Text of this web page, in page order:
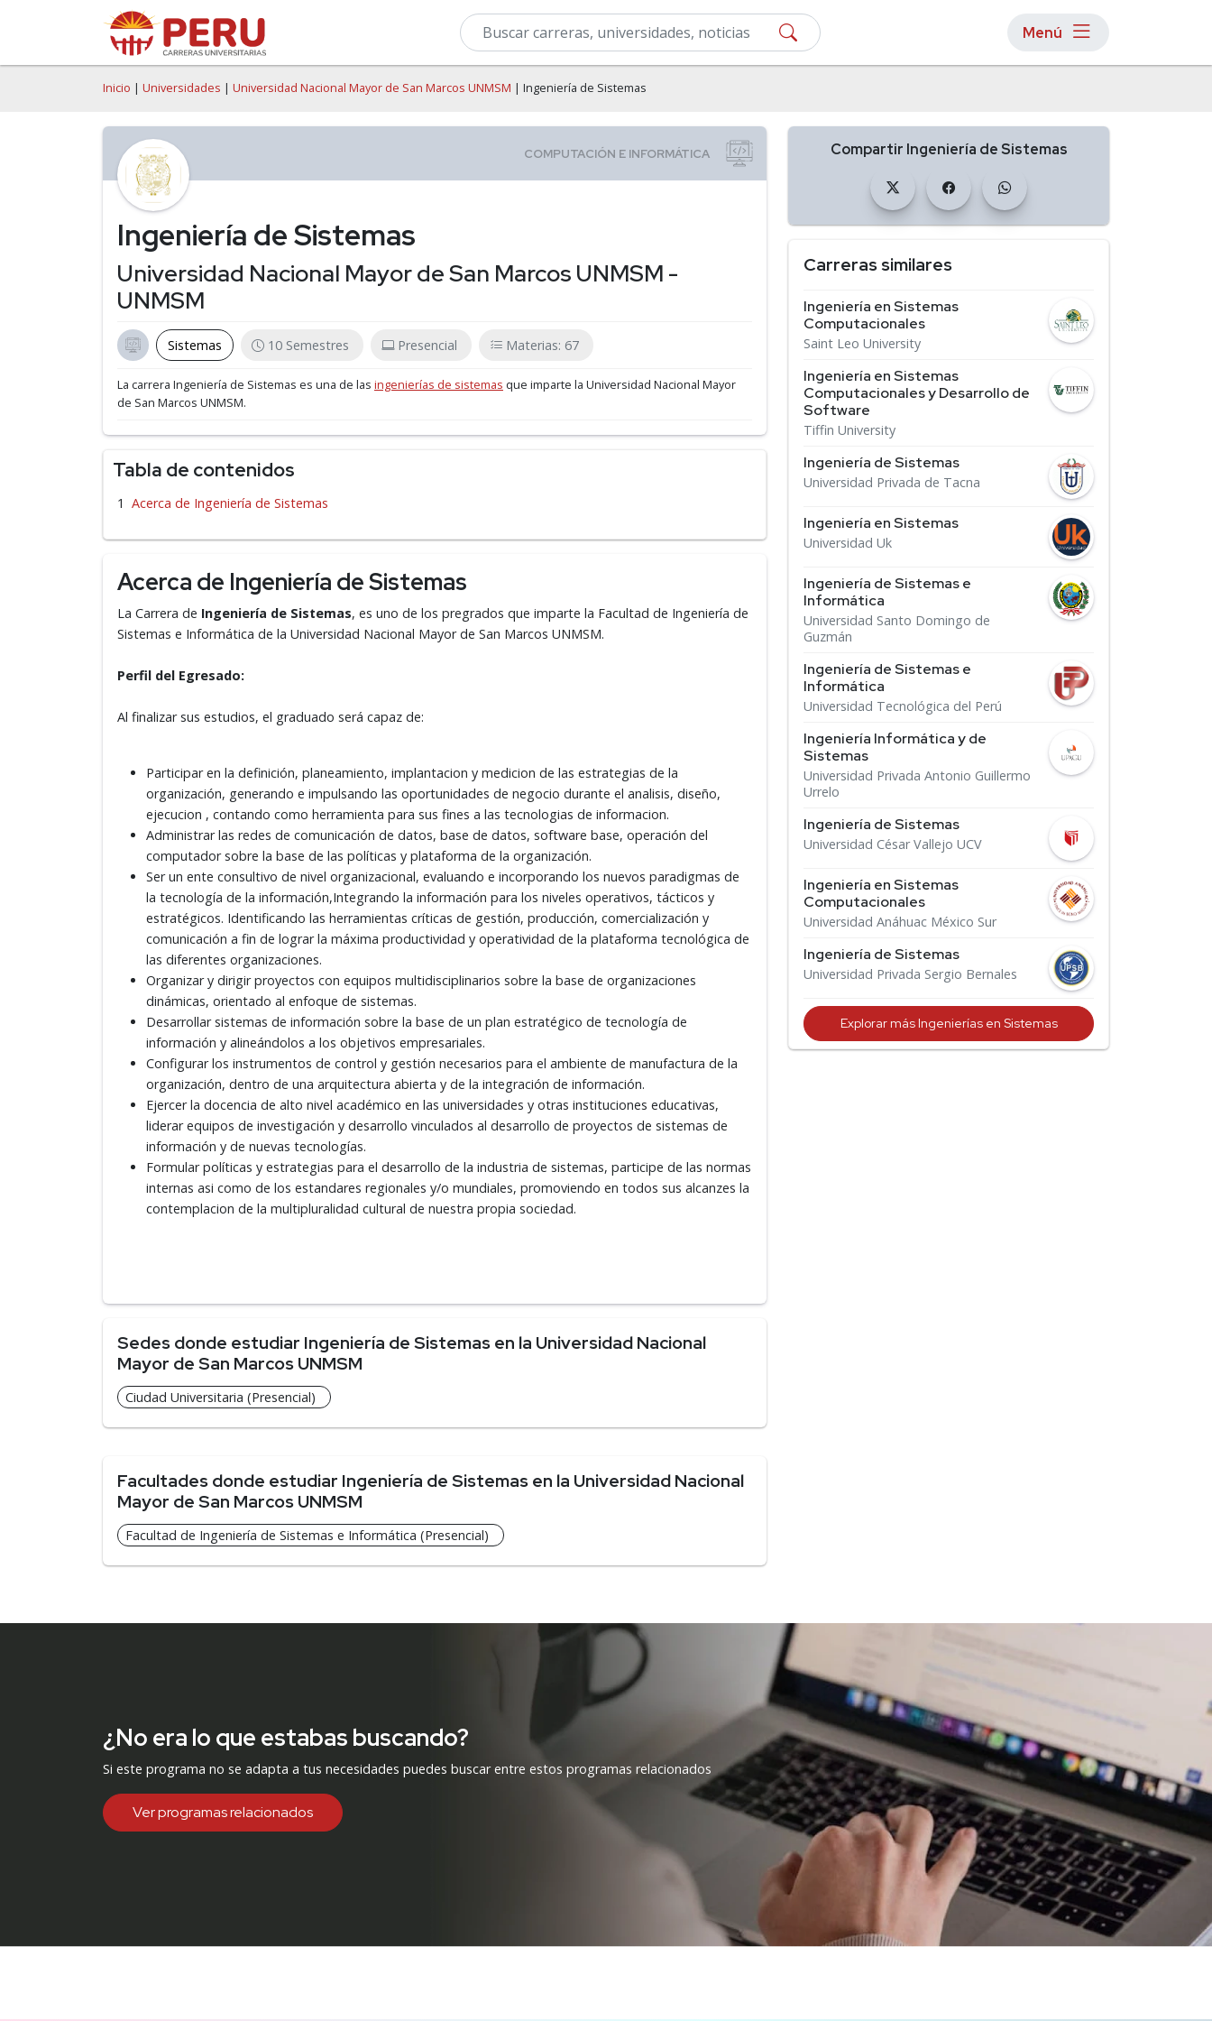
Menú
Inicio | Universidades | Universidad Nacional Mayor de San Marcos UNMSM | Ingeniería de Sistemas
Ingeniería de Sistemas
Universidad Nacional Mayor de San Marcos UNMSM -
UNMSM
Sistemas 10 Semestres Presencial Materias: 67
La carrera Ingeniería de Sistemas es una de las ingenierías de sistemas que imparte la Universidad Nacional Mayor
de San Marcos UNMSM.
Tabla de contenidos
Acerca de Ingeniería de Sistemas
Acerca de Ingeniería de Sistemas
La Carrera de Ingeniería de Sistemas, es uno de los pregrados que imparte la Facultad de Ingeniería de
Sistemas e Informática de la Universidad Nacional Mayor de San Marcos UNMSM.
Perfil del Egresado:
Al finalizar sus estudios, el graduado será capaz de:
Participar en la definición, planeamiento, implantacion y medicion de las estrategias de la
organización, generando e impulsando las oportunidades de negocio durante el analisis, diseño,
ejecucion , contando como herramienta para sus fines a las tecnologias de informacion.
Administrar las redes de comunicación de datos, base de datos, software base, operación del
computador sobre la base de las políticas y plataforma de la organización.
Ser un ente consultivo de nivel organizacional, evaluando e incorporando los nuevos paradigmas de
la tecnología de la información,Integrando la información para los niveles operativos, tácticos y
estratégicos. Identificando las herramientas críticas de gestión, producción, comercialización y
comunicación a fin de lograr la máxima productividad y operatividad de la plataforma tecnológica de
las diferentes organizaciones.
Organizar y dirigir proyectos con equipos multidisciplinarios sobre la base de organizaciones
dinámicas, orientado al enfoque de sistemas.
Desarrollar sistemas de información sobre la base de un plan estratégico de tecnología de
información y alineándolos a los objetivos empresariales.
Configurar los instrumentos de control y gestión necesarios para el ambiente de manufactura de la
organización, dentro de una arquitectura abierta y de la integración de información.
Ejercer la docencia de alto nivel académico en las universidades y otras instituciones educativas,
liderar equipos de investigación y desarrollo vinculados al desarrollo de proyectos de sistemas de
información y de nuevas tecnologías.
Formular políticas y estrategias para el desarrollo de la industria de sistemas, participe de las normas
internas asi como de los estandares regionales y/o mundiales, promoviendo en todos sus alcanzes la
contemplacion de la multipluralidad cultural de nuestra propia sociedad.
Sedes donde estudiar Ingeniería de Sistemas en la Universidad Nacional
Mayor de San Marcos UNMSM
Ciudad Universitaria (Presencial)
Facultades donde estudiar Ingeniería de Sistemas en la Universidad Nacional
Mayor de San Marcos UNMSM
Facultad de Ingeniería de Sistemas e Informática (Presencial)
Compartir Ingeniería de Sistemas
Carreras similares
Ingeniería en Sistemas
Computacionales
Saint Leo University
Ingeniería en Sistemas
Computacionales y Desarrollo de
Software
Tiffin University
Ingeniería de Sistemas
Universidad Privada de Tacna
Ingeniería en Sistemas
Universidad Uk
Ingeniería de Sistemas e
Informática
Universidad Santo Domingo de
Guzmán
Ingeniería de Sistemas e
Informática
Universidad Tecnológica del Perú
Ingeniería Informática y de
Sistemas
Universidad Privada Antonio Guillermo
Urrelo
Ingeniería de Sistemas
Universidad César Vallejo UCV
Ingeniería en Sistemas
Computacionales
Universidad Anáhuac México Sur
Ingeniería de Sistemas
Universidad Privada Sergio Bernales
Explorar más Ingenierías en Sistemas
¿No era lo que estabas buscando?
Si este programa no se adapta a tus necesidades puedes buscar entre estos programas relacionados
Ver programas relacionados